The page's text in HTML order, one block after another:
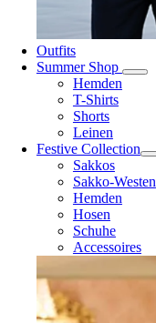
Outfits
Summer Shop
Hemden
T-Shirts
Shorts
Leinen
Festive Collection
Sakkos
Sakko-Westen
Hemden
Hosen
Schuhe
Accessoires